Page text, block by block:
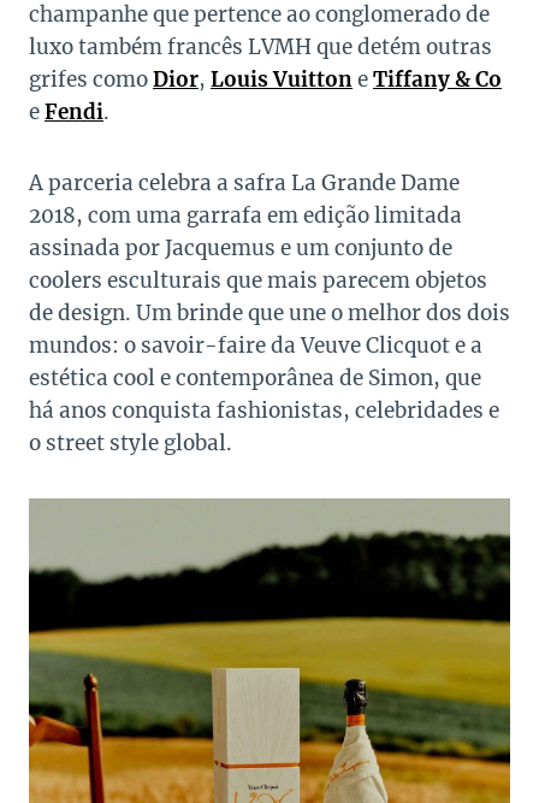
champanhe que pertence ao conglomerado de
luxo também francês LVMH que detém outras
grifes comoDior, Louis VuittoneTiffany & Co
eFendi.
A parceria celebra a safra La Grande Dame
2018, com uma garrafa em edição limitada
assinada por Jacquemus e um conjunto de
coolers esculturais que mais parecem objetos
de design. Um brinde que une o melhor dos dois
mundos: o savoir-faire da Veuve Clicquot e a
estética cool e contemporânea de Simon, que
há anos conquista fashionistas, celebridades e
o street style global.